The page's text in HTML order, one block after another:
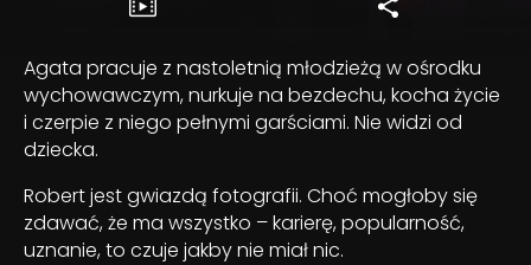
Agata pracuje z nastoletnią młodzieżą w ośrodku
wychowawczym, nurkuje na bezdechu, kocha życie
i czerpie z niego pełnymi garściami. Nie widzi od
dziecka.
Robert jest gwiazdą fotografii. Choć mogłoby się
zdawać, że ma wszystko – karierę, popularność,
uznanie, to czuje jakby nie miał nic.